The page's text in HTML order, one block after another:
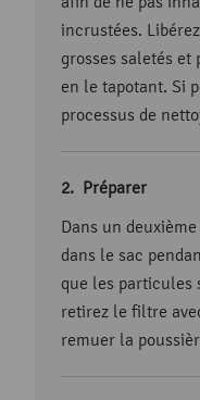
incrustées.
grosses saletés
en le tapotant. Si
processus de
Préparer
Dans un
dans le sac
que les particules
retirez le filtre
remuer la